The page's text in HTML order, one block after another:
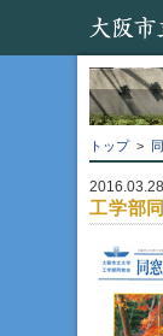
トップ >
工学部